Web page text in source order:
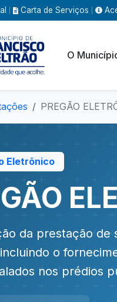
Carta de Serviços
O
PREGÃO
Eletrônico
da prestação de
o
nos prédios